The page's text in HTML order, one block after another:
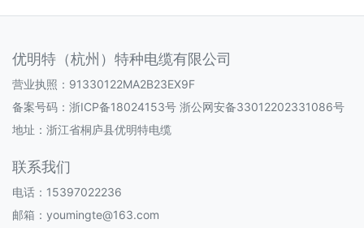
优明特（杭州）特种电缆有限公司
营业执照：91330122MA2B23EX9F
备案号码： 浙ICP备18024153号 浙公网安备33012202331086号
地址：浙江省桐庐县优明特电缆
联系我们
电话：15397022236
邮箱：youmingte@163.com